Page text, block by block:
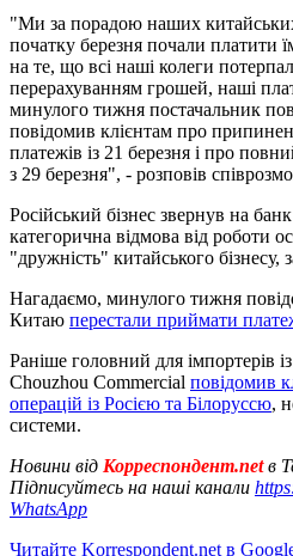
"Ми за порадою наших
початку березня почали платити
на те, що всі наші колеги
перерахуванням грошей, наші
минулого тижня постачальник
повідомив клієнтам про
платежів із 21 березня і про
з 29 березня", - розповів
Російський бізнес звернув на
категорична відмова від роботи
"дружність" китайського бізнесу,
Нагадаємо, минулого тижня
Китаю перестали приймати
Раніше головний для імпортерів
Chouzhou Commercial повідомив
операцій із Росією та Білоруссю,
системи.
Новини від Корреспондент.netв
Підписуйтесь на наші канали
WhatsApp
Читайте Korrespondent.net в